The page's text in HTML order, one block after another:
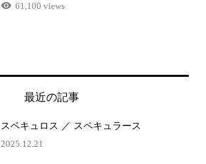
61,100 views
最近の記事
スペキュロス ／ スペキュラース
2025.12.21